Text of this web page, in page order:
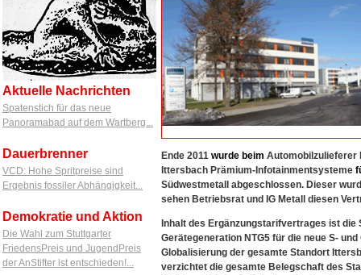
Aktuelle Nachrichten
Spatenstich für das neue
Panoramabad auf dem Wartberg...
Dauerbrenner
VCD: Hohe Spritpreise sind
Ergebnis fossiler Abhängigkeit...
Demokratie und Aktion
Die Wahl zum Stuttgarter
FriedensPreis und JugendPreis
der AnStifter ist entschieden!...
Ende 2011 wurde beim Automobilzulieferer
Ittersbach Prämium-Infotainmentsysteme
Südwestmetall abgeschlossen. Dieser
sehen Betriebsrat und IG Metall diesen
Inhalt des Ergänzungstarifvertrages ist
Gerätegeneration NTG5 für die neue S-
Globalisierung der gesamte Standort
verzichtet die gesamte Belegschaft des